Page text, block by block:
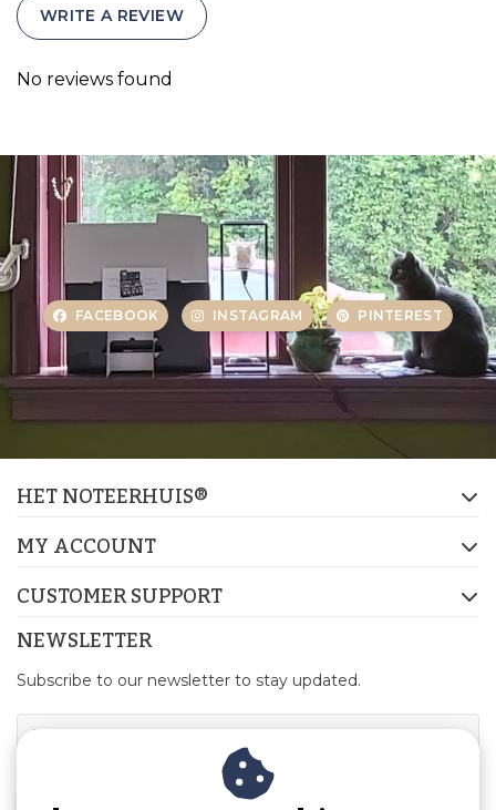
WRITE A REVIEW
No reviews found
FACEBOOK INSTAGRAM PINTEREST
HET NOTEERHUIS®
MY ACCOUNT
CUSTOMER SUPPORT
NEWSLETTER
Subscribe to our newsletter to stay updated.